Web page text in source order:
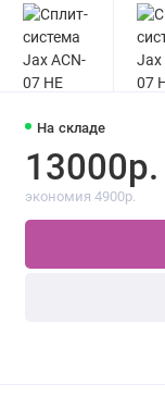
На складе
13000р.
экономия 4900р.